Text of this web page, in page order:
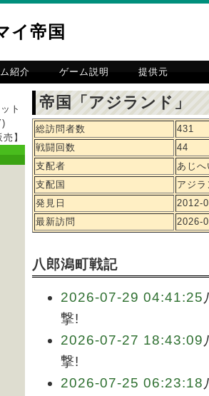
イ帝国
紹介 ゲーム説明 提供元
ト
】
帝国「アジランド」
総訪問者数
431
戦闘回数
44
支配者
あじへ
支配国
アジ
発見日
2012-
最新訪問
2026-
八郎潟町戦記
2026-07-29 04:41:25
撃!
2026-07-27 18:43:09
撃!
2026-07-25 06:23:18